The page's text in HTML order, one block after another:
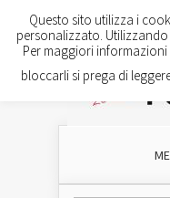
Questo sito utilizza i
personalizzato.
Per maggiori
bloccarli si prega di